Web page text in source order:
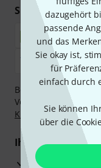
dazugehört
passende
und das
Sie okay ist,
für
einfach durch
Sie können
über die
Sicher einkaufen
Bezahlen Sie
Vorkasse, PayPal,
Klarna Ratenzahlung
Ihre Vorteile
3 Jahre